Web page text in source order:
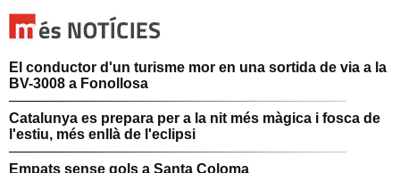
El conductor d'un turisme mor en una sortida de via a la
BV-3008 a Fonollosa
Catalunya es prepara per a la nit més màgica i fosca de
l'estiu, més enllà de l'eclipsi
Empats sense gols a Santa Coloma